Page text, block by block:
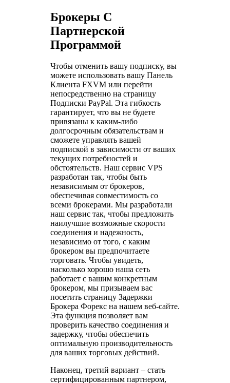
Брокеры С
Партнерской
Программой
Чтобы отменить вашу подписку, вы
можете использовать вашу Панель
Клиента FXVM или перейти
непосредственно на страницу
Подписки PayPal. Эта гибкость
гарантирует, что вы не будете
привязаны к каким-либо
долгосрочным обязательствам и
сможете управлять вашей
подпиской в зависимости от ваших
текущих потребностей и
обстоятельств. Наш сервис VPS
разработан так, чтобы быть
независимым от брокеров,
обеспечивая совместимость со
всеми брокерами. Мы разработали
наш сервис так, чтобы предложить
наилучшие возможные скорости
соединения и надежность,
независимо от того, с каким
брокером вы предпочитаете
торговать. Чтобы увидеть,
насколько хорошо наша сеть
работает с вашим конкретным
брокером, мы призываем вас
посетить страницу Задержки
Брокера Форекс на нашем веб-сайте.
Эта функция позволяет вам
проверить качество соединения и
задержку, чтобы обеспечить
оптимальную производительность
для ваших торговых действий.
Наконец, третий вариант – стать
сертифицированным партнером,